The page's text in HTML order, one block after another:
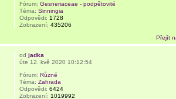
Fórum:Gesneriaceae - podpětovité
Téma:Sinningia
Odpovědi: 1728
Zobrazení:435206
Přejít
odjadka
úte 12. kvě 2020 10:12:54
Fórum:Různé
Téma:Zahrada
Odpovědi:6424
Zobrazení: 1019992